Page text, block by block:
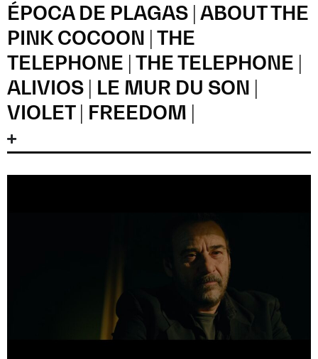
ÉPOCA DE PLAGAS | ABOUT THE
PINK COCOON | THE
TELEPHONE | THE TELEPHONE |
ALIVIOS | LE MUR DU SON |
VIOLET | FREEDOM |